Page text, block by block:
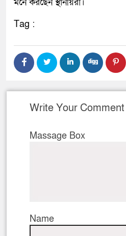
Tag :
Write Your Comment
Massage Box
Name